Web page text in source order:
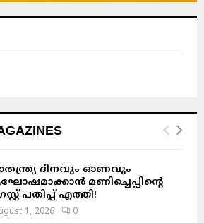
ദിനവും ഓണവും
മണിച്ചെപ്പിന്റെ
പതിപ്പ് എത്തി!
1, 2026 0